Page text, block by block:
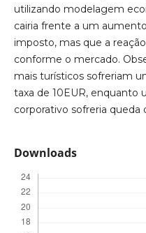
utilizando modelagem
cairia frente a um
imposto, mas que a
conforme o mercado.
mais turísticos sofreriam
taxa de 10EUR, enquanto
corporativo sofreria queda
Downloads